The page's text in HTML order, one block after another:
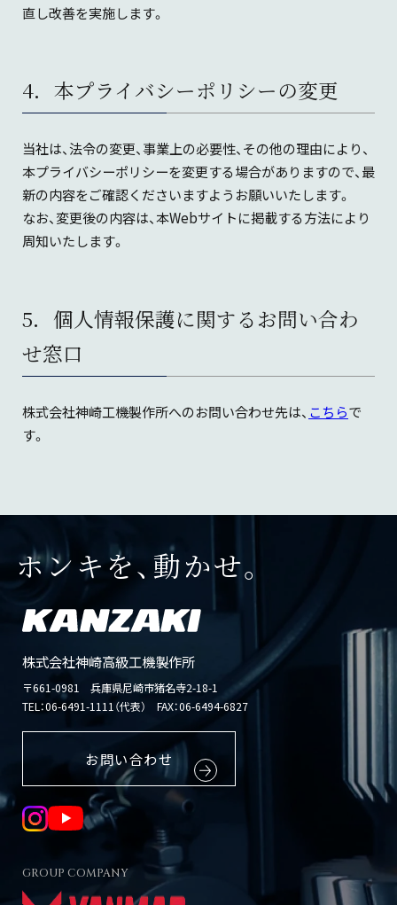
直し改善を実施します。
4．本プライバシーポリシーの変更
当社は、法令の変更、事業上の必要性、その他の理由により、
本プライバシーポリシーを変更する場合がありますので、最
新の内容をご確認くださいますようお願いいたします。
なお、変更後の内容は、本Webサイトに掲載する方法により
周知いたします。
5．個人情報保護に関するお問い合わ
せ窓口
株式会社神崎工機製作所へのお問い合わせ先は、 こちらで
す。
株式会社神崎高級工機製作所
〒661-0981 兵庫県尼崎市猪名寺2-18-1
TEL：06-6491-1111（代表） FAX：06-6494-6827
お問い合わせ
GROUP COMPANY
ホンキを、動かせ。